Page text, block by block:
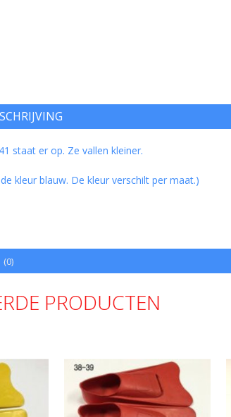
staat er op. Ze vallen kleiner.
kleur blauw. De kleur verschilt per maat.)
(0)
PRODUCTEN